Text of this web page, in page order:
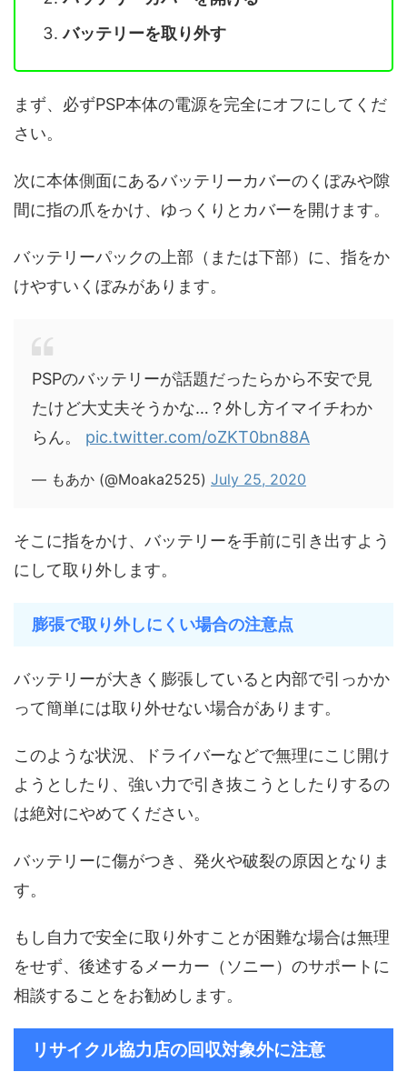
バッテリーを取り外す
まず、必ずPSP本体の電源を完全にオフにしてくだ
さい。
次に本体側面にあるバッテリーカバーのくぼみや隙
間に指の爪をかけ、ゆっくりとカバーを開けます。
バッテリーパックの上部（または下部）に、指をか
けやすいくぼみがあります。
PSPのバッテリーが話題だったらから不安で見
たけど大丈夫そうかな…？外し方イマイチわか
らん。 pic.twitter.com/oZKT0bn88A
— もあか (@Moaka2525) July 25, 2020
そこに指をかけ、バッテリーを手前に引き出すよう
にして取り外します。
膨張で取り外しにくい場合の注意点
バッテリーが大きく膨張していると内部で引っかか
って簡単には取り外せない場合があります。
このような状況、ドライバーなどで無理にこじ開け
ようとしたり、強い力で引き抜こうとしたりするの
は絶対にやめてください。
バッテリーに傷がつき、発火や破裂の原因となりま
す。
もし自力で安全に取り外すことが困難な場合は無理
をせず、後述するメーカー（ソニー）のサポートに
相談することをお勧めします。
リサイクル協力店の回収対象外に注意